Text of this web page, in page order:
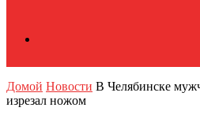
Домой Новости В Челябинске
изрезал ножом